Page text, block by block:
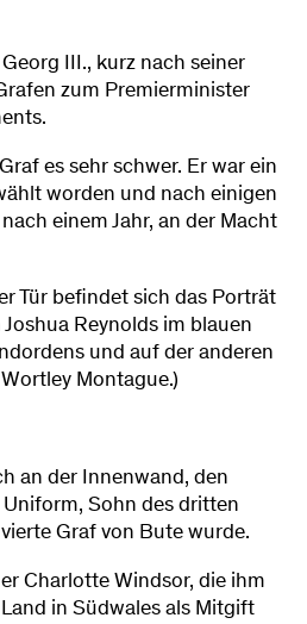
III., kurz nach seiner
zum Premierminister
es sehr schwer. Er war ein
worden und nach einigen
einem Jahr, an der Macht
Tür befindet sich das Porträt
Reynolds im blauen
und auf der anderen
Montague.)
an der Innenwand, den
Uniform, Sohn des dritten
Graf von Bute wurde.
Charlotte Windsor, die ihm
in Südwales als Mitgift